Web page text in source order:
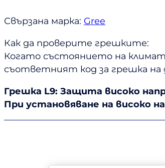
Свързана марка: Gree
Как да проверите грешките:
Когато състоянието на
съответният код за грешка на
Грешка L9: Защита високо
При установяване на високо